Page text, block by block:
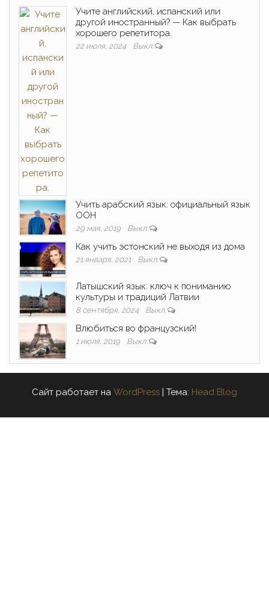
Учите английский, испанский или
другой иностранный? — Как выбрать
хорошего репетитора.
22 июля, 2024 Выкл.
Учить арабский язык: официальный язык
ООН
29 мая, 2019 Выкл.
Как учить эстонский не выходя из дома
21 января, 2021 Выкл.
Латышский язык: ключ к пониманию
культуры и традиций Латвии
8 сентября, 2024 Выкл.
Влюбиться во французский!
1 июля, 2019 Выкл.
Сайт работает на WordPress | Тема: Head Blog